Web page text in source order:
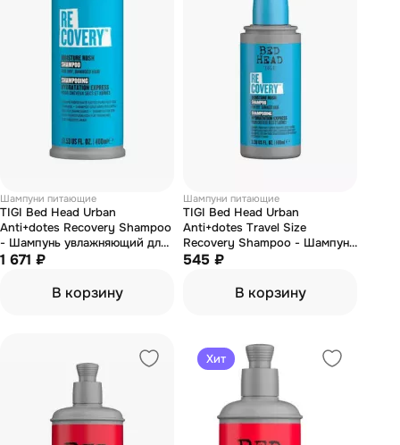
Шампуни питающие
TIGI Bed Head Urban
Anti+dotes Recovery Shampoo
- Шампунь увлажняющий для
сухих и поврежденных волос
1 671 ₽
В корзину
Шампуни питающие
TIGI Bed Head Urban
Anti+dotes Travel Size
Recovery Shampoo - Шампунь
увлажняющий для сухих и
545 ₽
В корзину
Хит